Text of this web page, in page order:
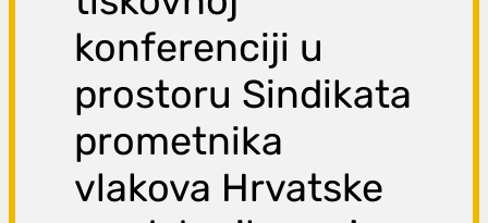
konferenciji u
prostoru Sindikata
prometnika
vlakova Hrvatske